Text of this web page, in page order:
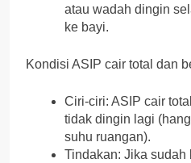
atau wadah dingin
ke bayi.
Kondisi ASIP cair total dan
Ciri-ciri: ASIP cair
tidak dingin lagi
suhu ruangan).
Tindakan: Jika sudah